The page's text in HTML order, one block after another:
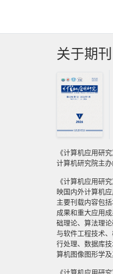
关于期刊
《计算机应用研
计算机研究院主办
《计算机应用研
映国内外计算机
主要刊载内容包
成果和重大应用
础理论、算法理
与软件工程技术
行处理、数据库
算机图像图形学及